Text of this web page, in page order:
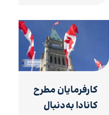
کارفرمایان مطرح
کانادا به‌دنبال